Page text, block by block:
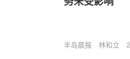
半岛晨报 林和立